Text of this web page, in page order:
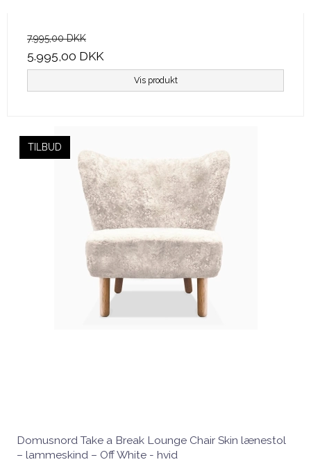
7.995,00 DKK
5.995,00 DKK
Vis produkt
TILBUD
Domusnord Take a Break Lounge Chair Skin lænestol
– lammeskind – Off White - hvid